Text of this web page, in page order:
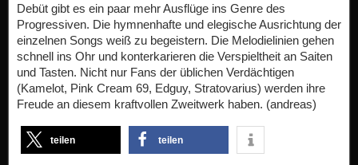
Debüt gibt es ein paar mehr Ausflüge ins Genre des
Progressiven. Die hymnenhafte und elegische Ausrichtung der
einzelnen Songs weiß zu begeistern. Die Melodielinien gehen
schnell ins Ohr und konterkarieren die Verspieltheit an Saiten
und Tasten. Nicht nur Fans der üblichen Verdächtigen
(Kamelot, Pink Cream 69, Edguy, Stratovarius) werden ihre
Freude an diesem kraftvollen Zweitwerk haben. (andreas)
teilen teilen